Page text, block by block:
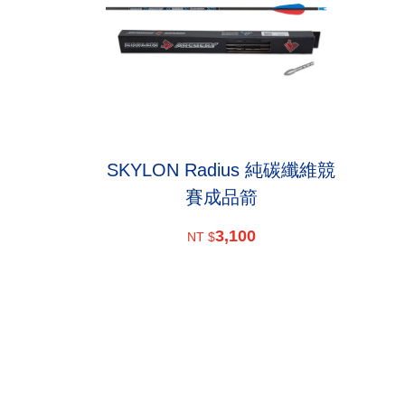
SKYLON Radius 純碳纖維競
賽成品箭
NT $3,100